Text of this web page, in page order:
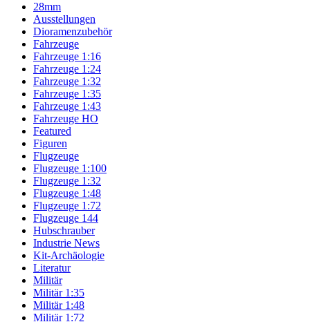
28mm
Ausstellungen
Dioramenzubehör
Fahrzeuge
Fahrzeuge 1:16
Fahrzeuge 1:24
Fahrzeuge 1:32
Fahrzeuge 1:35
Fahrzeuge 1:43
Fahrzeuge HO
Featured
Figuren
Flugzeuge
Flugzeuge 1:100
Flugzeuge 1:32
Flugzeuge 1:48
Flugzeuge 1:72
Flugzeuge 144
Hubschrauber
Industrie News
Kit-Archäologie
Literatur
Militär
Militär 1:35
Militär 1:48
Militär 1:72